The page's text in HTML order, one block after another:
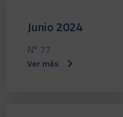
Junio 2024
Nº 77
Ver más